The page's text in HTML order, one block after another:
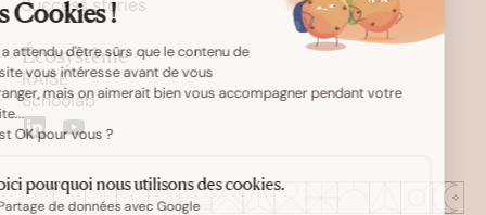
Success stories
Écosystème
RAISE
Schoolab
les Cookies !
On a attendu d'être sûrs que le contenu de
ce site vous intéresse avant de vous
déranger, mais on aimerait bien vous accompagner pendant votre
visite...
C'est OK pour vous ?
Voici pourquoi nous utilisons des cookies.
Partage de données avec Google